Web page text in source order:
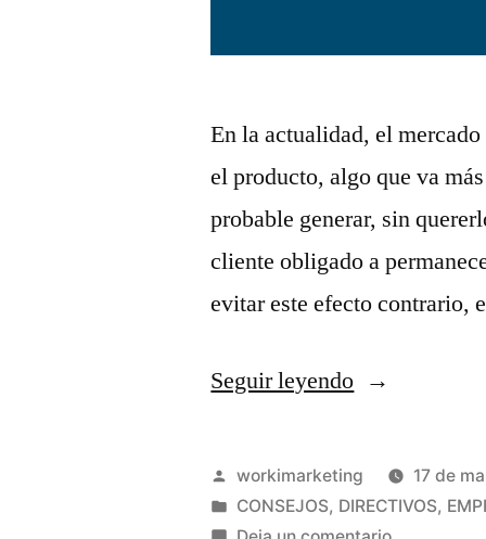
En la actualidad, el
el producto, algo que va
probable generar, sin
cliente obligado a
evitar este efecto contrario,
Seguir leyendo«3
para
seducir
Publicado
por
workimarketing
17 de
Publicado
en
CONSEJOS, DIRECTIVOS,
en